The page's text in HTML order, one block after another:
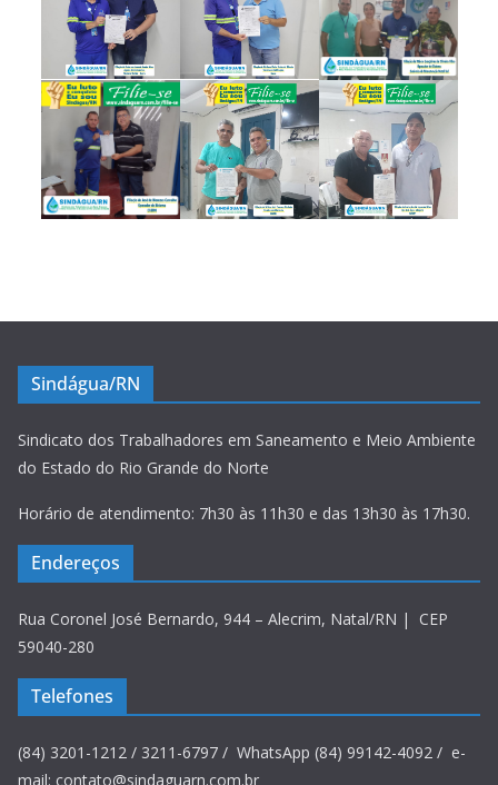
Sindágua/RN
Sindicato dos Trabalhadores em Saneamento e Meio Ambiente
do Estado do Rio Grande do Norte
Horário de atendimento: 7h30 às 11h30 e das 13h30 às 17h30.
Endereços
Rua Coronel José Bernardo, 944 – Alecrim, Natal/RN | CEP
59040-280
Telefones
(84) 3201-1212 / 3211-6797 / WhatsApp (84) 99142-4092 / e-
mail: contato@sindaguarn.com.br